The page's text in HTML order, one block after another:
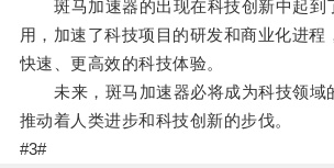
斑马加速器的出现在科技创新中起到
用，加速了科技项目的研发和商业化进程
快速、更高效的科技体验。
未来，斑马加速器必将成为科技领域
推动着人类进步和科技创新的步伐。
#3#